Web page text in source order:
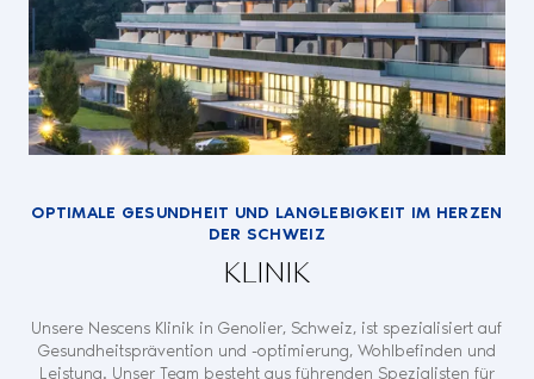
OPTIMALE GESUNDHEIT UND LANGLEBIGKEIT IM HERZEN
DER SCHWEIZ
KLINIK
Unsere Nescens Klinik in Genolier, Schweiz, ist spezialisiert auf
Gesundheitsprävention und -optimierung, Wohlbefinden und
Leistung. Unser Team besteht aus führenden Spezialisten für